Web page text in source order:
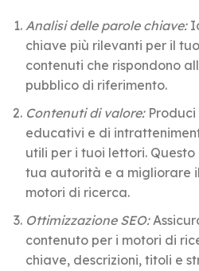
Analisi delle parole chiave:
chiave più rilevanti per il
contenuti che rispondono
pubblico di riferimento.
Contenuti di valore:Produci
educativi e di
utili per i tuoi lettori.
tua autorità e a migliorare
motori di ricerca.
Ottimizzazione SEO:
contenuto per i motori di
chiave, descrizioni, titoli e